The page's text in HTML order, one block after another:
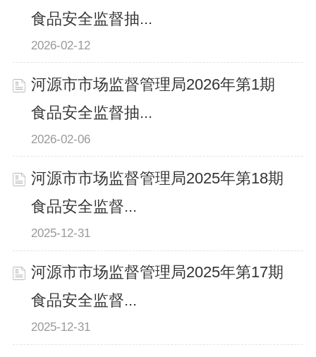
食品安全监督抽...
2026-02-12
河源市市场监督管理局2026年第1期
食品安全监督抽...
2026-02-06
河源市市场监督管理局2025年第18期
食品安全监督...
2025-12-31
河源市市场监督管理局2025年第17期
食品安全监督...
2025-12-31